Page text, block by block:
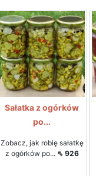
Sałatka z ogórków
po...
Zobacz, jak robię sałatkę
z ogórków po... ⇖ 926